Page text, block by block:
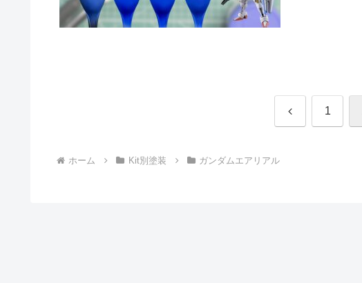
前 1
ホーム Kit別塗装 ガンダムエアリアル